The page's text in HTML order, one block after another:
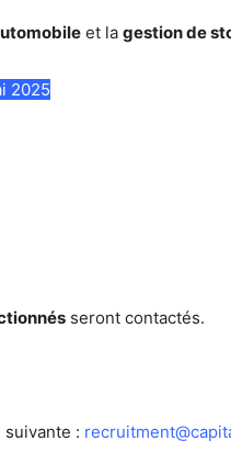
et la gestion de
2025
seront contactés.
suivante :